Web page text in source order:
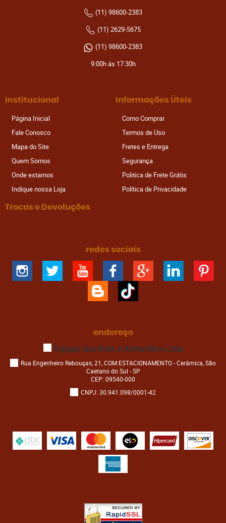
(11) 98600-2383
(11) 2629-5675
(11) 98600-2383
9:00h ás 17:30h
Institucional
Página Inicial
Fale Conosco
Mapa do Site
Quem Somos
Onde estamos
Indique nossa Loja
Informações Úteis
Como Comprar
Termos de Uso
Fretes e Entrega
Segurança
Politica de Frete Grátis
Política de Privacidade
Trocas e Devoluções
redes sociais
endereço
Espaço das Artes e Armarinhos Ltda
Rua Engenheiro Rebouças, 21, COM ESTACIONAMENTO-Cerâmica, São
Caetano do Sul -SP
CEP: 09540-000
CNPJ: 30.941.098/0001-42